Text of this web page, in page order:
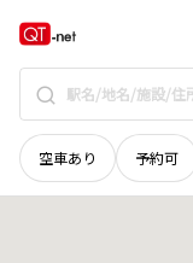
空車あり 予約可
京都府